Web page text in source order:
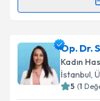
Randevu
Doç. Dr.
talebi
için bir takvim
Op. Dr.
Kadın
İstanbul,
5 (1